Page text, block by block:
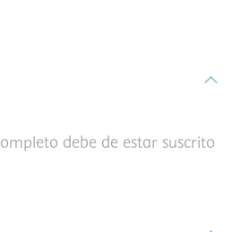
debe de estar suscrito